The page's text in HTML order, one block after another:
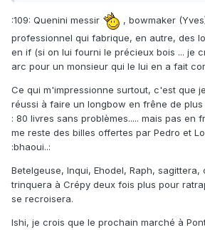
:109: Quenini messir
, bowmaker
professionnel qui fabrique, en autre, des
en if (si on lui fourni le précieux bois ... je
arc pour un monsieur qui le lui en a fait
Ce qui m'impressionne surtout, c'est que
réussi à faire un longbow en frêne de plus
: 80 livres sans problèmes..... mais pas en
me reste des billes offertes par Pedro et
:bhaoui..:
Betelgeuse, Inqui, Ehodel, Raph,
trinquera à Crépy deux fois plus pour
se recroisera.
Ishi, je crois que le prochain marché à